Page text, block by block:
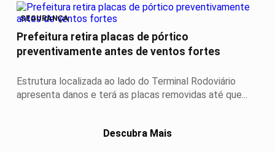
SEGURANÇA
Prefeitura retira placas de pórtico
preventivamente antes de ventos fortes
Estrutura localizada ao lado do Terminal Rodoviário
apresenta danos e terá as placas removidas até que...
Descubra Mais